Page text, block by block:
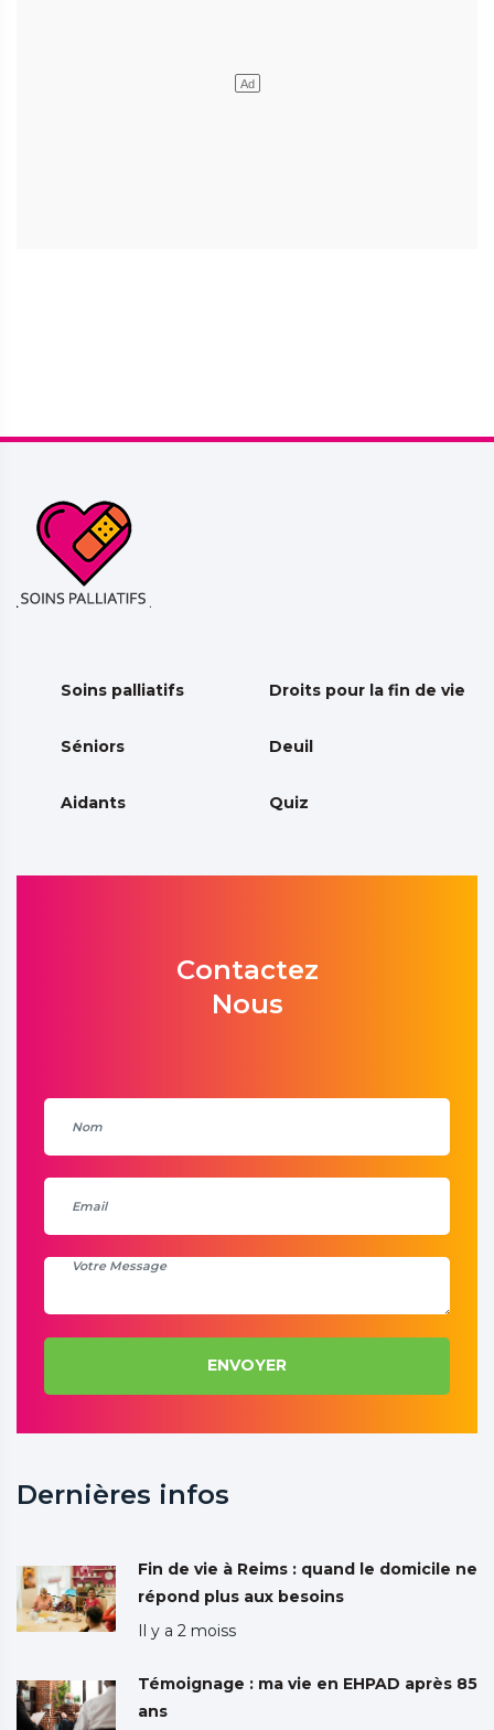
Soins palliatifs Droits pour la fin de vie
Séniors Deuil
Aidants Quiz
Contactez
Nous
ENVOYER
Dernières infos
Fin de vie à Reims : quand le domicile ne
répond plus aux besoins
Il y a 2 moiss
Témoignage : ma vie en EHPAD après 85
ans